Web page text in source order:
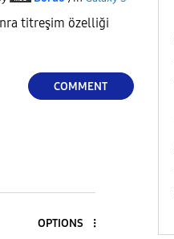
titreşim özelliği
COMMENT
OPTIONS